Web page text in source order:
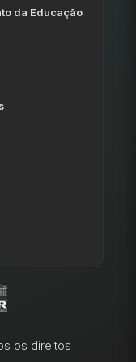
da Educação
os direitos